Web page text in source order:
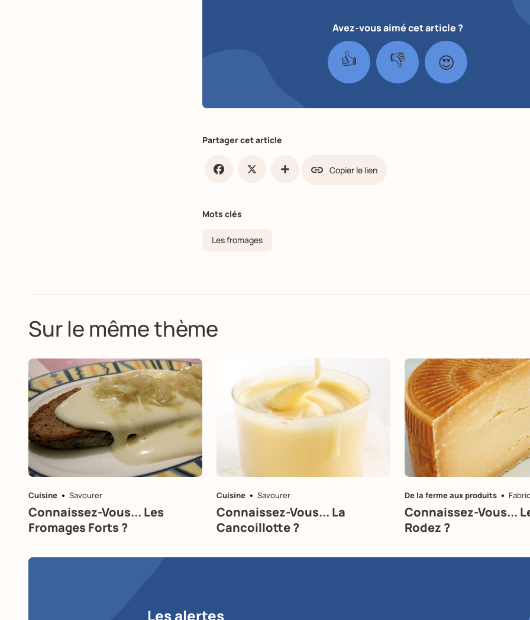
Avez-vous aimé cet article ?
👍 👎 😍
Partager cet article
Copier le lien
Mots clés
Les fromages
Sur le même thème
Cuisine Savourer
Connaissez-Vous... Les
Fromages Forts ?
Cuisine Savourer
Connaissez-Vous... La
Cancoillotte ?
De la ferme aux produits
Connaissez-Vous...
Rodez ?
Les alertes